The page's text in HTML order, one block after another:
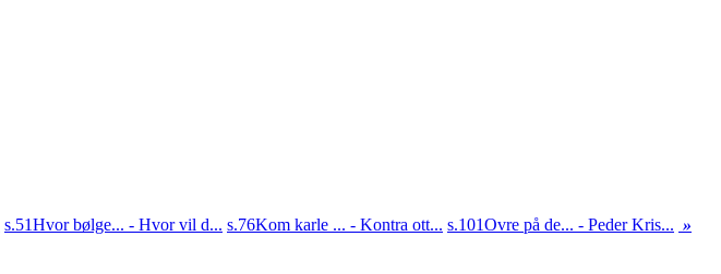
s.51Hvor bølge... - Hvor vil d... s.76Kom karle ... - Kontra ott... s.101Ovre på de... - Peder Kris... »